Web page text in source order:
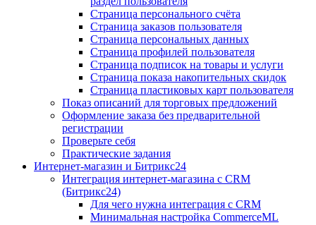
Страница персонального счёта
Страница заказов пользователя
Страница персональных данных
Страница профилей пользователя
Страница подписок на товары и услуги
Страница показа накопительных скидок
Страница пластиковых карт пользователя
Показ описаний для торговых предложений
Оформление заказа без предварительной
регистрации
Проверьте себя
Практические задания
Интернет-магазин и Битрикс24
Интеграция интернет-магазина с CRM
(Битрикс24)
Для чего нужна интеграция с CRM
Минимальная настройка CommerceML